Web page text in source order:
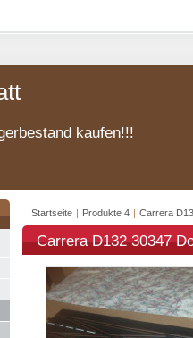
kaufen!!!
Startseite | Produkte 4 | Carrera
Carrera D132 30347